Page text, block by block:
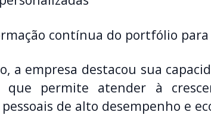
contínua do portfólio
a empresa destacou sua
que permite atender à
de alto desempenho e